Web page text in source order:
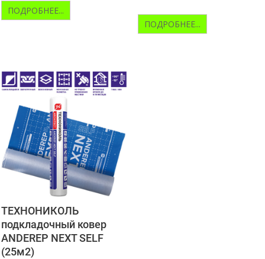
ПОДРОБНЕЕ...
ПОДРОБНЕЕ...
ТЕХНОНИКОЛЬ
подкладочный ковер
ANDEREP NEXT SELF
(25м2)